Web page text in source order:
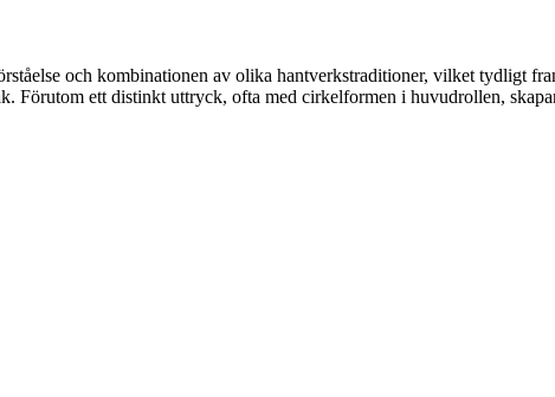
och kombinationen av olika hantverkstraditioner, vilket tydligt
Förutom ett distinkt uttryck, ofta med cirkelformen i huvudrollen,